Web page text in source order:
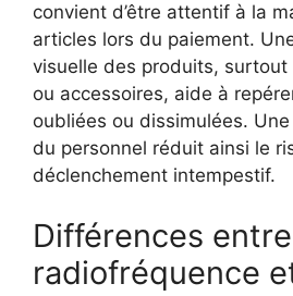
convient d’être attentif à la
articles lors du paiement.
visuelle des produits, surtout
ou accessoires, aide à
oubliées ou dissimulées.
du personnel réduit ainsi le
déclenchement intempestif.
Différences entre
radiofréquence